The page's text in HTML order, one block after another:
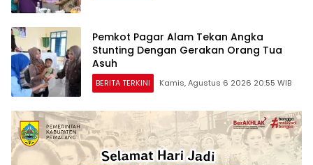
Pemkot Pagar Alam Tekan Angka
Stunting Dengan Gerakan Orang Tua
Asuh
BERITA TERKINI Kamis, Agustus 6 2026 20:55 WIB